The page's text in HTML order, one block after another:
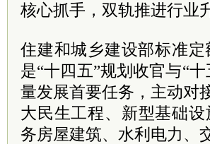
核心抓手，双轨推进行业
住建和城乡建设部标准
是“十四五”规划收官与“
量发展首要任务，主动对
大民生工程、新型基础
务房屋建筑、水利电力、